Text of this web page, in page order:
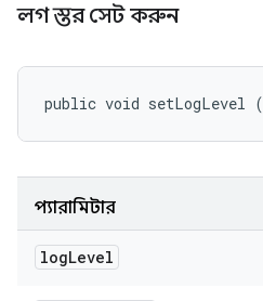
লগ স্তর সেট করুন
public void setLogLevel (
প্যারামিটার
logLevel